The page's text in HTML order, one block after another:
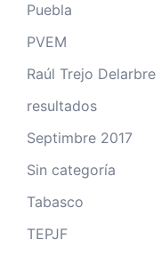
Puebla
PVEM
Raúl Trejo Delarbre
resultados
Septimbre 2017
Sin categoría
Tabasco
TEPJF